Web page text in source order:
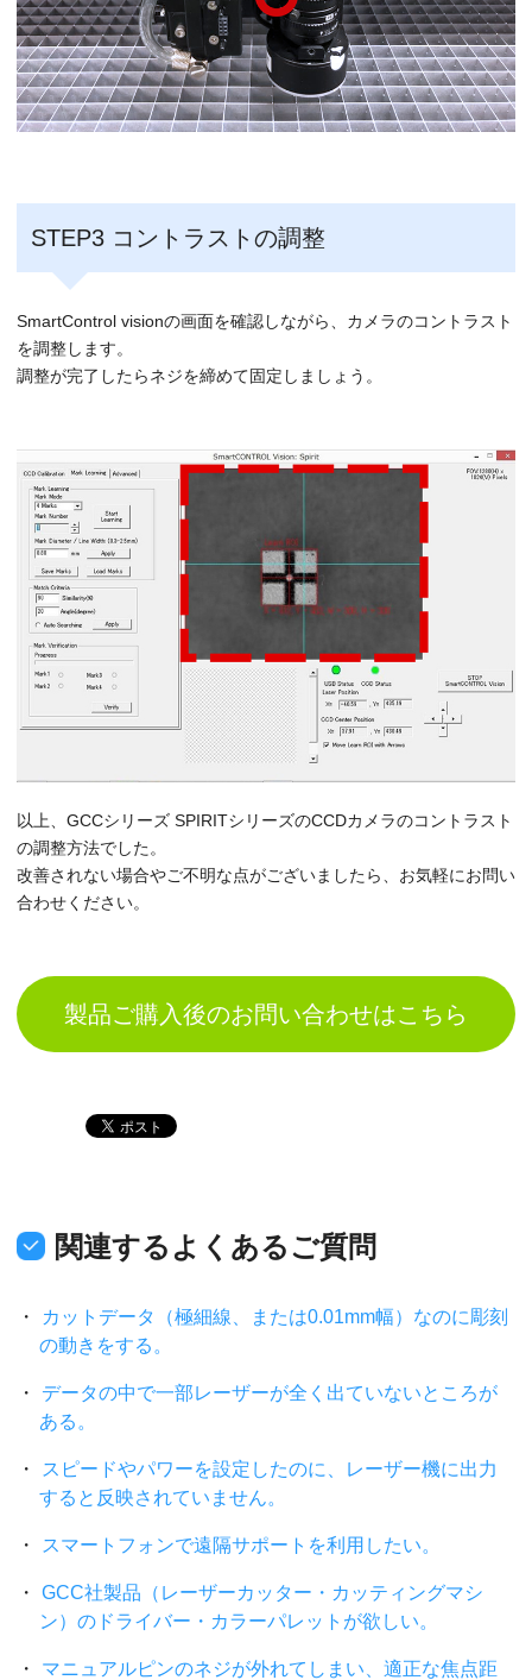
STEP3 コントラストの調整
SmartControl visionの画面を確認しながら、カメラのコントラスト
を調整します。
調整が完了したらネジを締めて固定しましょう。
以上、GCCシリーズ SPIRITシリーズのCCDカメラのコントラスト
の調整方法でした。
改善されない場合やご不明な点がございましたら、お気軽にお問い
合わせください。
製品ご購入後のお問い合わせはこちら
関連するよくあるご質問
カットデータ（極細線、または0.01mm幅）なのに彫刻
の動きをする。
データの中で一部レーザーが全く出ていないところが
ある。
スピードやパワーを設定したのに、レーザー機に出力
すると反映されていません。
スマートフォンで遠隔サポートを利用したい。
GCC社製品（レーザーカッター・カッティングマシ
ン）のドライバー・カラーパレットが欲しい。
マニュアルピンのネジが外れてしまい、適正な焦点距